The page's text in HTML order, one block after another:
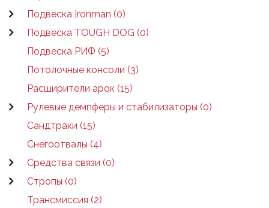
Подвеска Ironman (0)
Подвеска TOUGH DOG (0)
Подвеска РИФ (5)
Потолочные консоли (3)
Расширители арок (15)
Рулевые демпферы и стабилизаторы (0)
Сандтраки (15)
Снегоотвалы (4)
Средства связи (0)
Стропы (0)
Трансмиссия (2)